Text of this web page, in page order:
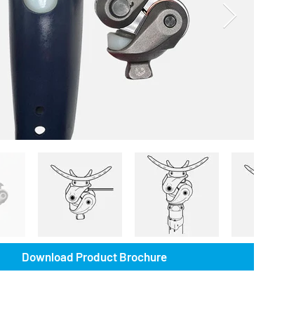
Download Product Brochure